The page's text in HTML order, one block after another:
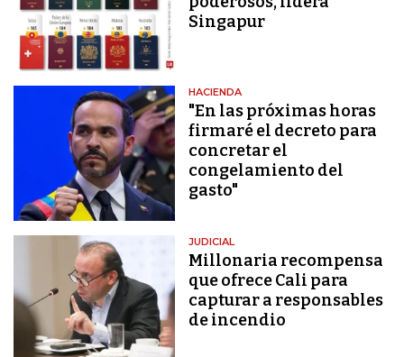
Singapur
HACIENDA
"En las próximas horas
firmaré el decreto para
concretar el
congelamiento del
gasto"
JUDICIAL
Millonaria recompensa
que ofrece Cali para
capturar a responsables
de incendio